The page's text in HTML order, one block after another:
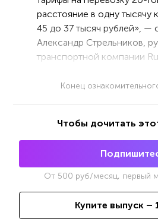
расстояние в одну тысячу
45 до 37 тысяч рублей», —
Александр Стрельников,
транспортной компании
Конец
Чтобы дочитать
От 500 руб/месяц, первый
Купите выпуск –